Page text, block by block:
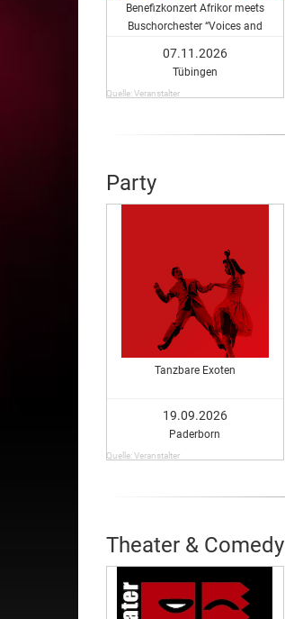
Benefizkonzert Afrikor meets
Buschorchester “Voices and
07.11.2026
Tübingen
Quelle: Veranstalter
Party
Tanzbare Exoten
19.09.2026
Paderborn
Quelle: Veranstalter
Theater & Comedy